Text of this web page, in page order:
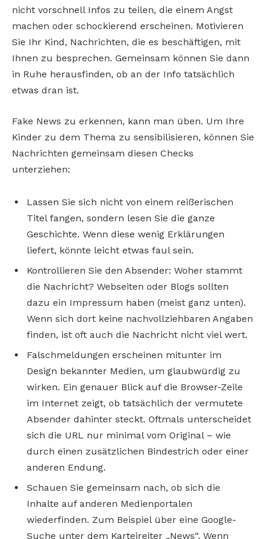
nicht vorschnell Infos zu teilen, die einem Angst
machen oder schockierend erscheinen. Motivieren
Sie Ihr Kind, Nachrichten, die es beschäftigen, mit
Ihnen zu besprechen. Gemeinsam können Sie dann
in Ruhe herausfinden, ob an der Info tatsächlich
etwas dran ist.
Fake News zu erkennen, kann man üben. Um Ihre
Kinder zu dem Thema zu sensibilisieren, können Sie
Nachrichten gemeinsam diesen Checks
unterziehen:
Lassen Sie sich nicht von einem reißerischen
Titel fangen, sondern lesen Sie die ganze
Geschichte. Wenn diese wenig Erklärungen
liefert, könnte leicht etwas faul sein.
Kontrollieren Sie den Absender: Woher stammt
die Nachricht? Webseiten oder Blogs sollten
dazu ein Impressum haben (meist ganz unten).
Wenn sich dort keine nachvollziehbaren Angaben
finden, ist oft auch die Nachricht nicht viel wert.
Falschmeldungen erscheinen mitunter im
Design bekannter Medien, um glaubwürdig zu
wirken. Ein genauer Blick auf die Browser-Zeile
im Internet zeigt, ob tatsächlich der vermutete
Absender dahinter steckt. Oftmals unterscheidet
sich die URL nur minimal vom Original – wie
durch einen zusätzlichen Bindestrich oder einer
anderen Endung.
Schauen Sie gemeinsam nach, ob sich die
Inhalte auf anderen Medienportalen
wiederfinden. Zum Beispiel über eine Google-
Suche unter dem Karteireiter „News“. Wenn